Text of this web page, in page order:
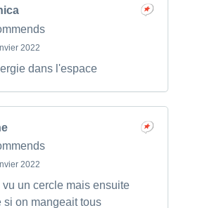
2022
dans l'espace
2022
un cercle mais ensuite
si on mangeait tous